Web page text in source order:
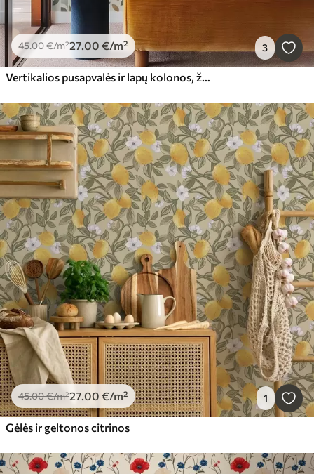
45.00€/m²27.00 €/m² 3
Vertikalios pusapvalės ir lapų kolonos, žalios-terakotos spalvos
45.00€/m²27.00 €/m² 1
Gėlės ir geltonos citrinos